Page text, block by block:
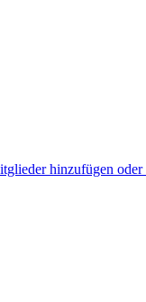
hinzufügen oder